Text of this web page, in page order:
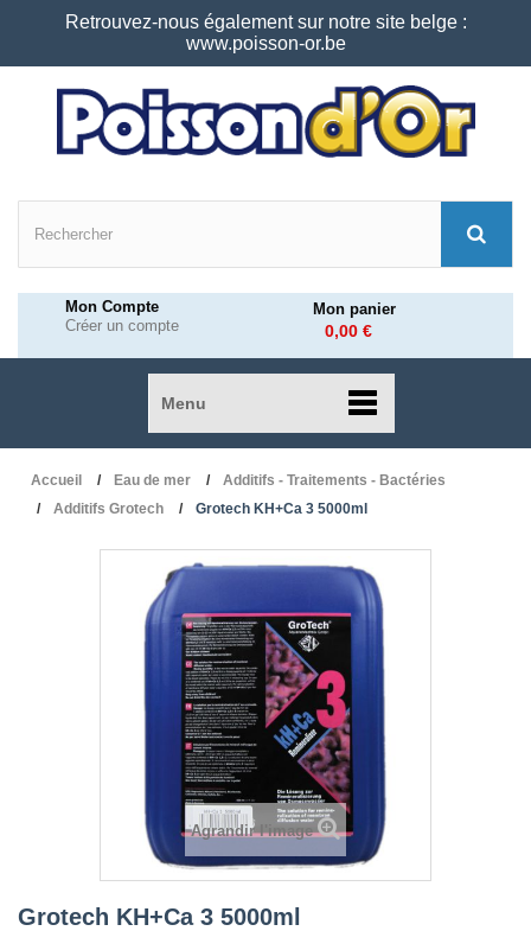
Retrouvez-nous également sur notre site belge :
www.poisson-or.be
Mon Compte
Créer un compte
Mon panier
0,00 €
Menu
Accueil Eau de mer
Additifs - Traitements - Bactéries
Additifs Grotech
Grotech KH+Ca 3 5000ml
Agrandir l'image
Grotech KH+Ca 3 5000ml